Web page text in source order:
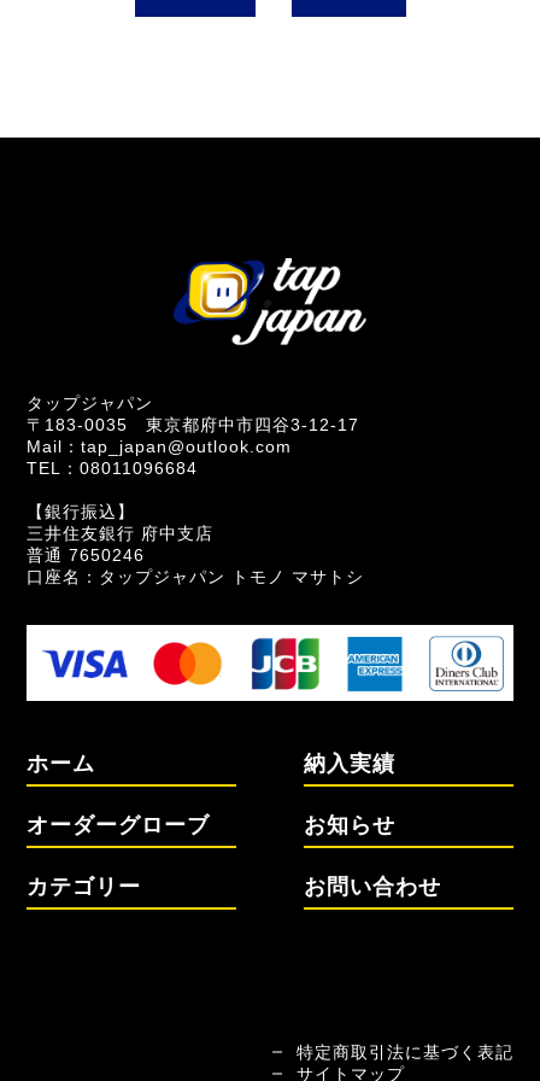
タップジャパン
〒183-0035 東京都府中市四谷3-12-17
Mail：tap_japan@outlook.com
TEL：08011096684
【銀行振込】
三井住友銀行 府中支店
普通 7650246
口座名：タップジャパン トモノ マサトシ
ホーム
オーダーグローブ
カテゴリー
納入実績
お知らせ
お問い合わせ
特定商取引法に基づく表記
サイトマップ